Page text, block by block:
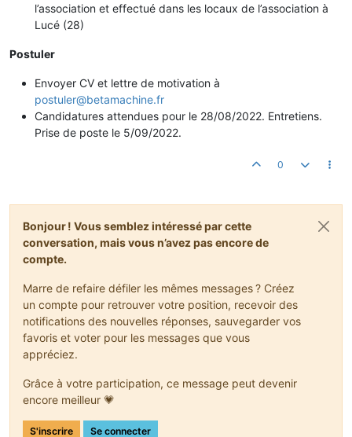
l’association et effectué dans les locaux de l’association à
Lucé (28)
Postuler
Envoyer CV et lettre de motivation à
postuler@betamachine.fr
Candidatures attendues pour le 28/08/2022. Entretiens.
Prise de poste le 5/09/2022.
0
Bonjour ! Vous semblez intéressé par cette
conversation, mais vous n’avez pas encore de
compte.
Marre de refaire défiler les mêmes messages ? Créez
un compte pour retrouver votre position, recevoir des
notifications des nouvelles réponses, sauvegarder vos
favoris et voter pour les messages que vous
appréciez.
Grâce à votre participation, ce message peut devenir
encore meilleur 💗
S'inscrire Se connecter